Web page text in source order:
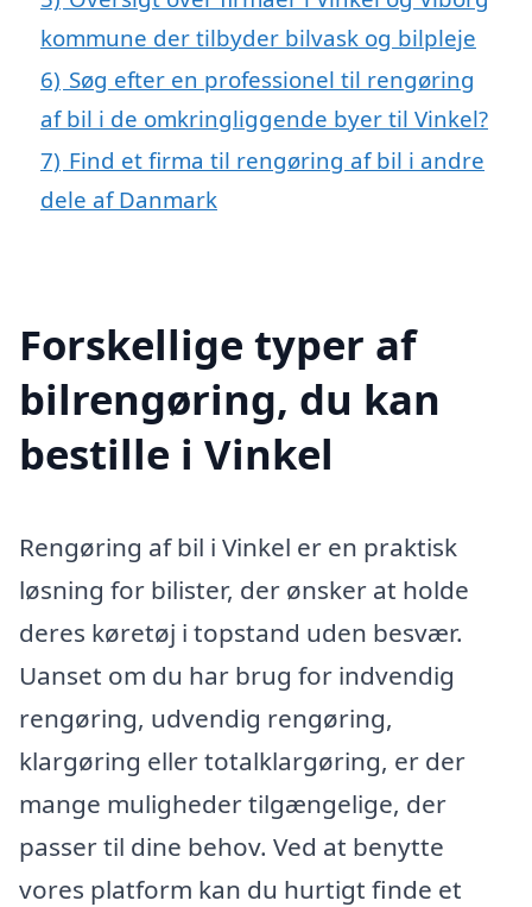
kommune der tilbyder bilvask og bilpleje
6) Søg efter en professionel til rengøring
af bil i de omkringliggende byer til Vinkel?
7) Find et firma til rengøring af bil i andre
dele af Danmark
Forskellige typer af
bilrengøring, du kan
bestille i Vinkel
Rengøring af bil i Vinkel er en praktisk
løsning for bilister, der ønsker at holde
deres køretøj i topstand uden besvær.
Uanset om du har brug for indvendig
rengøring, udvendig rengøring,
klargøring eller totalklargøring, er der
mange muligheder tilgængelige, der
passer til dine behov. Ved at benytte
vores platform kan du hurtigt finde et